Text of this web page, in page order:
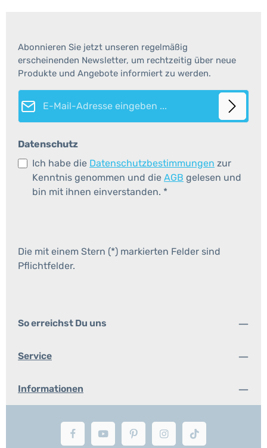
Abonnieren Sie jetzt unseren regelmäßig
erscheinenden Newsletter, um rechtzeitig über neue
Produkte und Angebote informiert zu werden.
E-Mail-Adresse*
Datenschutz
Ich habe die Datenschutzbestimmungen zur
Kenntnis genommen und die AGB gelesen und
bin mit ihnen einverstanden. *
Die mit einem Stern (*) markierten Felder sind
Pflichtfelder.
So erreichst Du uns
Service
Informationen